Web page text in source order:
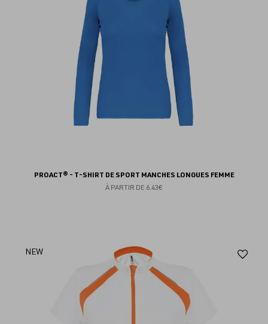
PROACT® - T-SHIRT DE SPORT MANCHES LONGUES FEMME
À PARTIR DE 6.43€
NEW